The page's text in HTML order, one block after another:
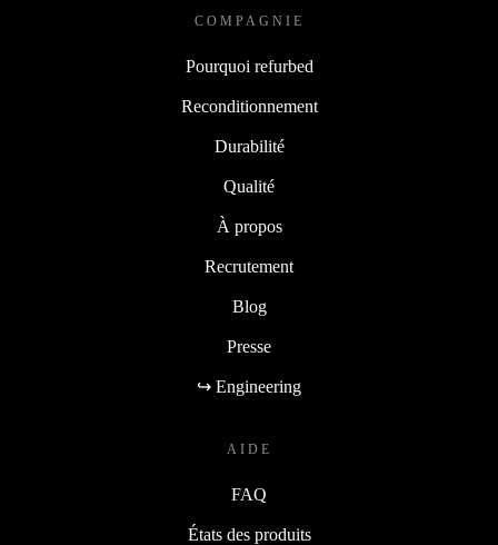
COMPAGNIE
Pourquoi refurbed
Reconditionnement
Durabilité
Qualité
À propos
Recrutement
Blog
Presse
↪ Engineering
AIDE
FAQ
États des produits